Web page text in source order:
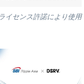
イセンス許諾により使用